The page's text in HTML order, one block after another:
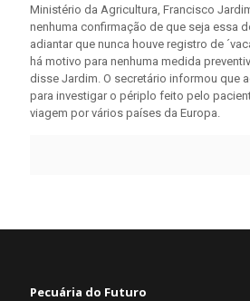
Ministério da Agricultura, Francisco
nenhuma confirmação de que seja essa
adiantar que nunca houve registro de
há motivo para nenhuma medida
disse Jardim. O secretário informou que
para investigar o périplo feito pelo
viagem por vários países da Europa.
Pecuária do Futuro